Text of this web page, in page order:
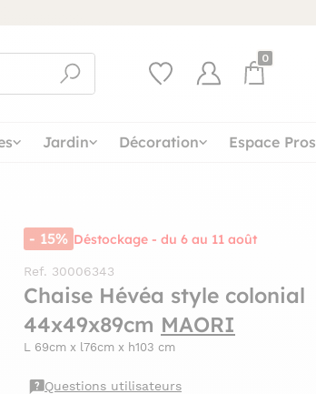
0
Jardin Décoration Espace Pros
- 15% Déstockage - du 6 au 11 août
Ref. 30006343
Chaise Hévéa style colonial
44x49x89cm MAORI
L 69cm x l76cm x h103 cm
Questions utilisateurs